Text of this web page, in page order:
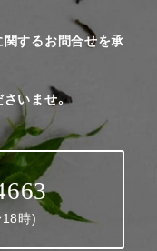
関するお問合せを承
さいませ。
時)